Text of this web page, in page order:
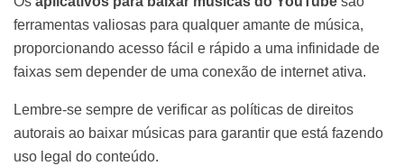
ferramentas valiosas para qualquer amante de música,
proporcionando acesso fácil e rápido a uma infinidade de
faixas sem depender de uma conexão de internet ativa.
Lembre-se sempre de verificar as políticas de direitos
autorais ao baixar músicas para garantir que está fazendo
uso legal do conteúdo.